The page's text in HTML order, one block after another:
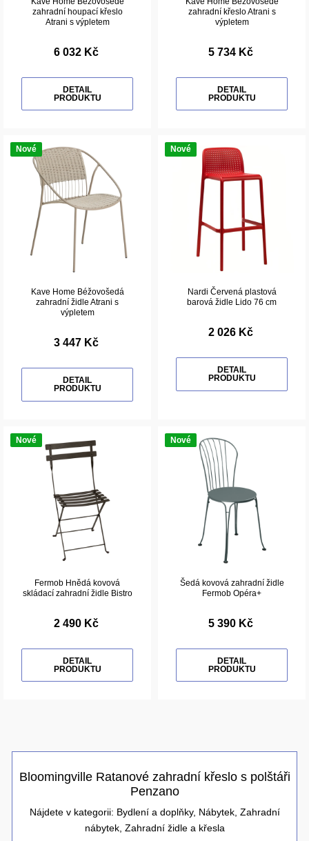
zahradní houpací křeslo
Atrani s výpletem
6 032 Kč
DETAIL
PRODUKTU
zahradní křeslo Atrani s
výpletem
5 734 Kč
DETAIL
PRODUKTU
Nové
Kave Home Béžovošedá
zahradní židle Atrani s
výpletem
3 447 Kč
DETAIL
PRODUKTU
Nové
Nardi Červená plastová
barová židle Lido 76 cm
2 026 Kč
DETAIL
PRODUKTU
Nové
Fermob Hnědá kovová
skládací zahradní židle Bistro
2 490 Kč
DETAIL
PRODUKTU
Nové
Šedá kovová zahradní židle
Fermob Opéra+
5 390 Kč
DETAIL
PRODUKTU
Bloomingville Ratanové zahradní křeslo s polštáři
Penzano
Nájdete v kategorii: Bydlení a doplňky, Nábytek, Zahradní
nábytek, Zahradní židle a křesla